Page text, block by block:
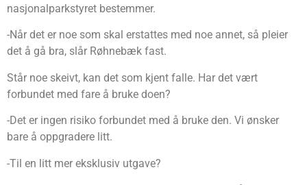
nasjonalparkstyret bestemmer.
-Når det er noe som skal erstattes med noe annet, så pleier
det å gå bra, slår Røhnebæk fast.
Står noe skeivt, kan det som kjent falle. Har det vært
forbundet med fare å bruke doen?
-Det er ingen risiko forbundet med å bruke den. Vi ønsker
bare å oppgradere litt.
-Til en litt mer eksklusiv utgave?